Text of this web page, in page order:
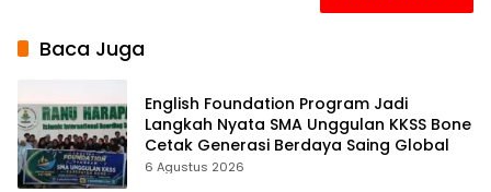
Baca Juga
English Foundation Program Jadi
Langkah Nyata SMA Unggulan KKSS Bone
Cetak Generasi Berdaya Saing Global
6 Agustus 2026